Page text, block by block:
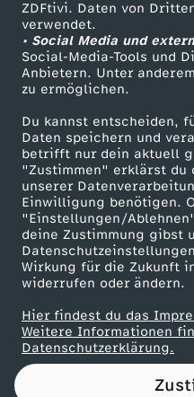
ZDFtivi. Daten von
verwendet.
• Social Media und
Social-Media-Tools und
Anbietern. Unter
zu ermöglichen.
Du kannst entscheiden,
Daten speichern und
betrifft nur dein aktuell
"Zustimmen" erklärst du
unserer
Einwilligung benötigen.
"Einstellungen/
deine Zustimmung gibst
Wirkung für die Zukunft
widerrufen oder ändern.
Hier findest du das
Weitere Informationen
Datenschutzerklärung.
y
C
l
u
b
f
e
a
t
ZDF Unternehmen
Karriere
ZDF goes Schule
Werbefernsehen
Mainzelmännchen
Partner